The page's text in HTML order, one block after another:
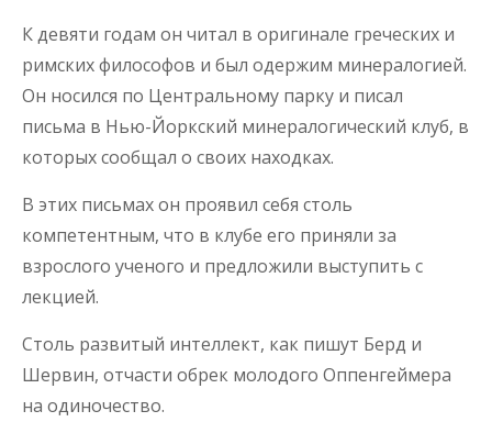
К девяти годам он читал в оригинале греческих и
римских философов и был одержим минералогией.
Он носился по Центральному парку и писал
письма в Нью-Йоркский минералогический клуб, в
которых сообщал о своих находках.
В этих письмах он проявил себя столь
компетентным, что в клубе его приняли за
взрослого ученого и предложили выступить с
лекцией.
Столь развитый интеллект, как пишут Берд и
Шервин, отчасти обрек молодого Оппенгеймера
на одиночество.